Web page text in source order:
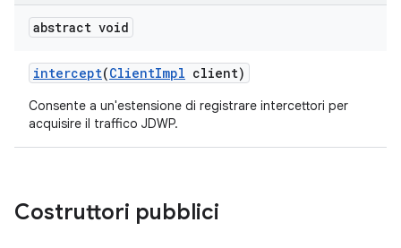
abstract void
intercept(ClientImpl client)
Consente a un'estensione di registrare intercettori per
acquisire il traffico JDWP.
Costruttori pubblici